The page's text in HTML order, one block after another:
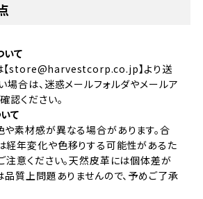
いて
【store@harvestcorp.co.jp】より送
場合は、迷惑メールフォルダやメールア
認ください。
て
素材感が異なる場合があります。合
経年変化や色移りする可能性があるた
注意ください。天然皮革には個体差が
品質上問題ありませんので、予めご了承